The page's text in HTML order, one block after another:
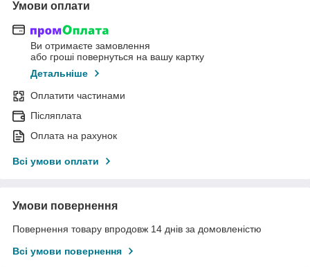
Умови оплати
Ви отримаєте замовлення
або гроші повернуться на вашу картку
Детальніше
Оплатити частинами
Післяплата
Оплата на рахунок
Всі умови оплати
Умови повернення
Повернення товару впродовж 14 днів за домовленістю
Всі умови повернення